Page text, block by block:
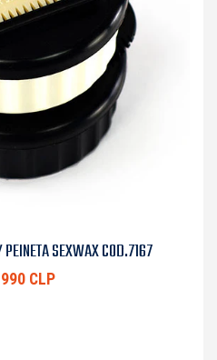
PEINETA SEXWAX COD.7167
CLP